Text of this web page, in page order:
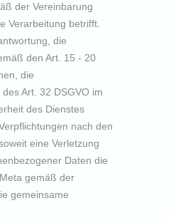
der Vereinbarung
Verarbeitung betrifft.
die
den Art. 15 - 20
die
Art. 32 DSGVO im
des Dienstes
nach den
eine Verletzung
Daten die
gemäß der
gemeinsame